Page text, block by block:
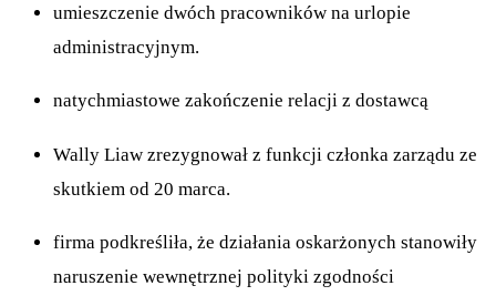
umieszczenie dwóch pracowników na urlopie
administracyjnym.
natychmiastowe zakończenie relacji z dostawcą
Wally Liaw zrezygnował z funkcji członka zarządu ze
skutkiem od 20 marca.
firma podkreśliła, że działania oskarżonych stanowiły
naruszenie wewnętrznej polityki zgodności